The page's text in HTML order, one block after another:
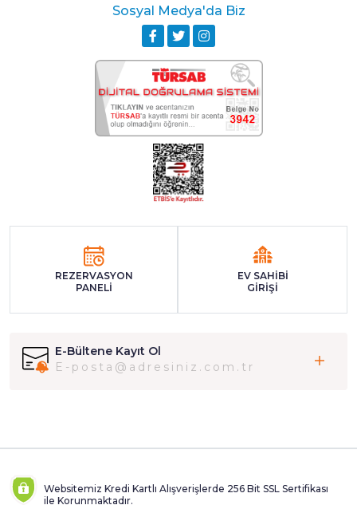
REZERVASYON
PANELİ
EV SAHİBİ
GİRİŞİ
Sosyal Medya'da Biz
E-Bültene Kayıt Ol
Websitemiz Kredi Kartlı Alışverişlerde 256 Bit SSL Sertifikası
ile Korunmaktadır.